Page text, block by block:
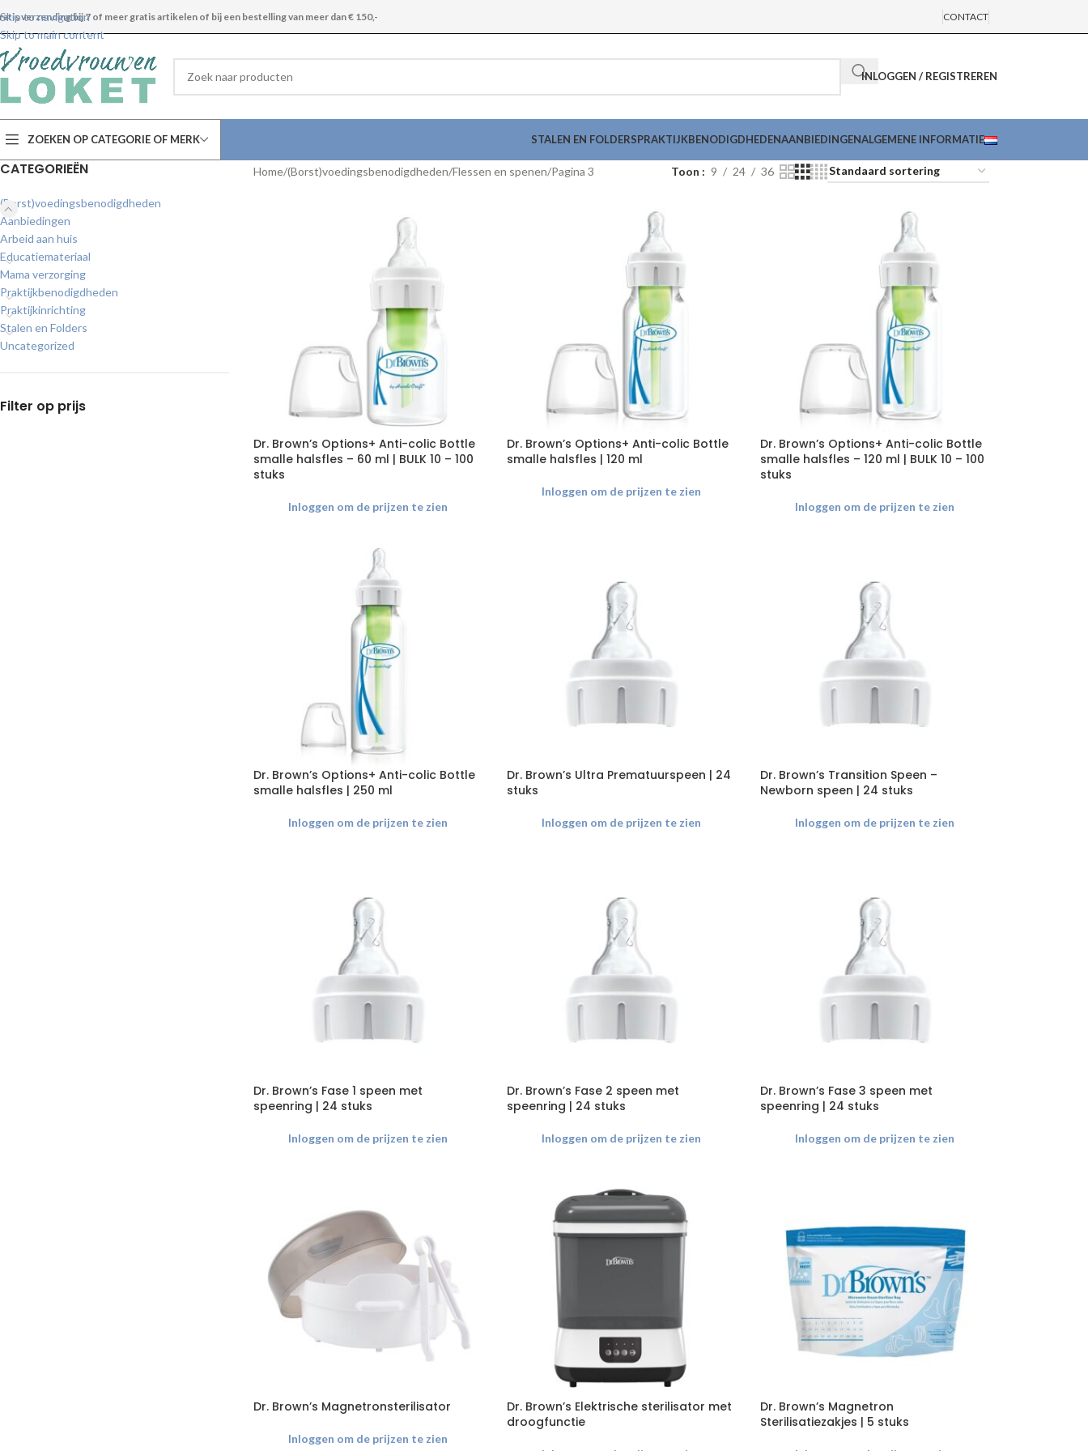
Skip to navigation
Skip to main content
verzending bij 7 of meer gratis artikelen of bij een bestelling van meer dan € 150,- CONTACT
INLOGGEN / REGISTREREN
ZOEKEN OP CATEGORIE OF MERK STALEN EN FOLDERSPRAKTIJKBENODIGDHEDENAANBIEDINGENALGEMENE INFORMATIE
CATEGORIEËN
(Borst)voedingsbenodigdheden
Aanbiedingen
Arbeid aan huis
Educatiemateriaal
Mama verzorging
Praktijkbenodigdheden
Praktijkinrichting
Stalen en Folders
Uncategorized
Filter op prijs
Home (Borst)voedingsbenodigdheden Flessen en spenen Pagina 3 Toon 9 24 36
Dr. Brown’s Options+ Anti-colic Bottle
smalle halsfles – 60 ml | BULK 10 – 100
stuks
Inloggen om de prijzen te zien
Dr. Brown’s Options+ Anti-colic Bottle
smalle halsfles | 120 ml
Inloggen om de prijzen te zien
Dr. Brown’s Options+ Anti-colic Bottle
smalle halsfles – 120 ml | BULK 10 – 100
stuks
Inloggen om de prijzen te zien
Dr. Brown’s Options+ Anti-colic Bottle
smalle halsfles | 250 ml
Inloggen om de prijzen te zien
Dr. Brown’s Ultra Prematuurspeen | 24
stuks
Inloggen om de prijzen te zien
Dr. Brown’s Transition Speen –
Newborn speen | 24 stuks
Inloggen om de prijzen te zien
Dr. Brown’s Fase 1 speen met
speenring | 24 stuks
Inloggen om de prijzen te zien
Dr. Brown’s Fase 2 speen met
speenring | 24 stuks
Inloggen om de prijzen te zien
Dr. Brown’s Fase 3 speen met
speenring | 24 stuks
Inloggen om de prijzen te zien
Dr. Brown’s Magnetronsterilisator
Inloggen om de prijzen te zien
Dr. Brown’s Elektrische sterilisator met
droogfunctie
Dr. Brown’s Magnetron
Sterilisatiezakjes | 5 stuks